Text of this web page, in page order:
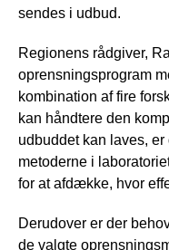
sendes i udbud.
Regionens rådgiver,
oprensningsprogram
kombination af fire
kan håndtere den
udbuddet kan laves,
metoderne i
for at afdække, hvor
Derudover er der
de valgte